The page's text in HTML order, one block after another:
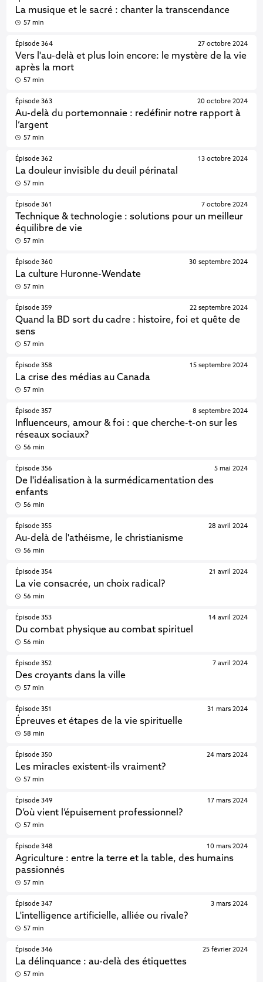
La musique et le sacré : chanter la transcendance
57 min
Épisode 364
Vers l'au-delà et plus loin encore: le mystère de la vie
après la mort
27 octobre 2024
57 min
Épisode 363
Au-delà du portemonnaie : redéfinir notre rapport à
l’argent
20 octobre 2024
57 min
Épisode 362
La douleur invisible du deuil périnatal
13 octobre 2024
57 min
Épisode 361
Technique & technologie : solutions pour un meilleur
équilibre de vie
7 octobre 2024
57 min
Épisode 360
La culture Huronne-Wendate
30 septembre 2024
57 min
Épisode 359
Quand la BD sort du cadre : histoire, foi et quête de
sens
22 septembre 2024
57 min
Épisode 358
La crise des médias au Canada
15 septembre 2024
57 min
Épisode 357
Influenceurs, amour & foi : que cherche-t-on sur les
réseaux sociaux?
8 septembre 2024
56 min
Épisode 356
De l'idéalisation à la surmédicamentation des
enfants
5 mai 2024
56 min
Épisode 355
Au-delà de l'athéisme, le christianisme
28 avril 2024
56 min
Épisode 354
La vie consacrée, un choix radical?
21 avril 2024
56 min
Épisode 353
Du combat physique au combat spirituel
14 avril 2024
56 min
Épisode 352
Des croyants dans la ville
7 avril 2024
57 min
Épisode 351
Épreuves et étapes de la vie spirituelle
31 mars 2024
58 min
Épisode 350
Les miracles existent-ils vraiment?
24 mars 2024
57 min
Épisode 349
D’où vient l’épuisement professionnel?
17 mars 2024
57 min
Épisode 348
Agriculture : entre la terre et la table, des humains
passionnés
10 mars 2024
57 min
Épisode 347
L'intelligence artificielle, alliée ou rivale?
3 mars 2024
57 min
Épisode 346
La délinquance : au-delà des étiquettes
25 février 2024
57 min